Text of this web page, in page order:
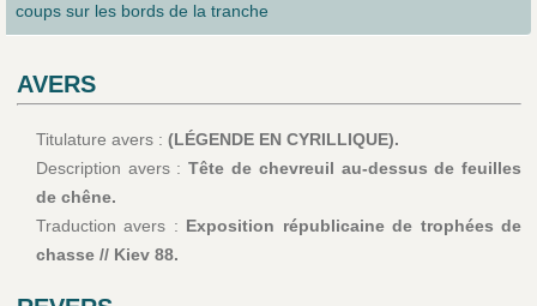
coups sur les bords de la tranche
AVERS
Titulature avers : (LÉGENDE EN CYRILLIQUE).
Description avers :Tête de chevreuil au-dessus de feuilles
de chêne.
Traduction avers : Exposition républicaine de trophées de
chasse // Kiev 88.